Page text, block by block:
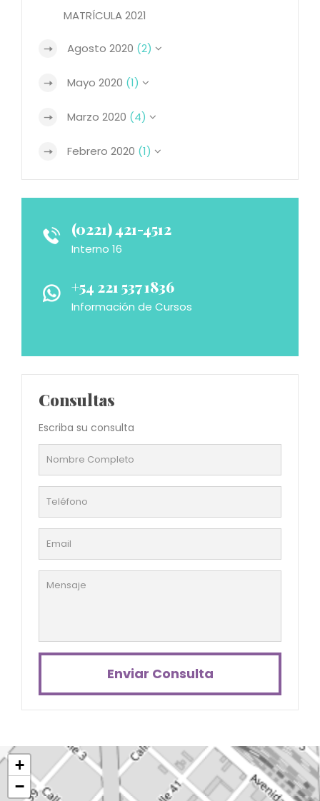
MATRÍCULA 2021
Agosto 2020 (2)
Mayo 2020 (1)
Marzo 2020 (4)
Febrero 2020 (1)
(0221) 421-4512
Interno 16
+54 221 537 1836
Información de Cursos
Consultas
Escriba su consulta
Enviar Consulta
+
−